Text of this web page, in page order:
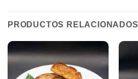
PRODUCTOS RELACIONADOS